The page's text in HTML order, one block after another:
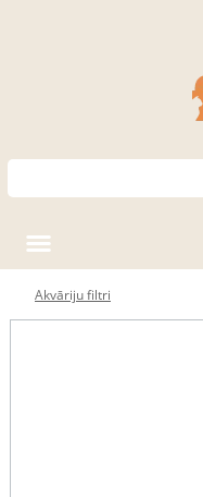
Akvāriju filtri